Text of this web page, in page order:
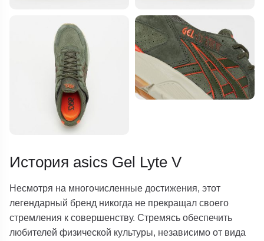
История asics Gel Lyte V
Несмотря на многочисленные достижения, этот
легендарный бренд никогда не прекращал своего
стремления к совершенству. Стремясь обеспечить
любителей физической культуры, независимо от вида